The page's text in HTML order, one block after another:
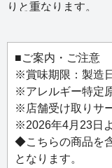
りと重なります。
ブルーベリーの甘
イのすっきりとした
お茶専門店のルピ
しておすすめするス
北海道産小麦をオ
の香ばしい風味と
麦ならではの強い
わりとやさしい口
■ご案内・ご注意
※賞味期限：製造
※アレルギー特定
※店舗受け取りサ
※2026年4月23日
◆こちらの商品を
となります。